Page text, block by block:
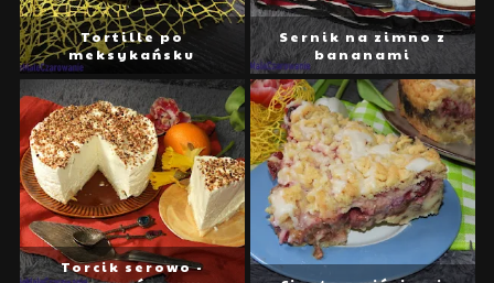
Tortille po
meksykańsku
Sernik na zimno z
bananami
Torcik serowo -